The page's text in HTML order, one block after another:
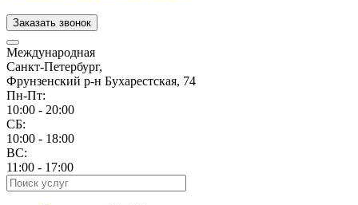
Заказать звонок
Международная
Санкт-Петербург,
Фрунзенский р-н Бухарестская, 74
Пн-Пт:
10:00 - 20:00
CБ:
10:00 - 18:00
ВС:
11:00 - 17:00